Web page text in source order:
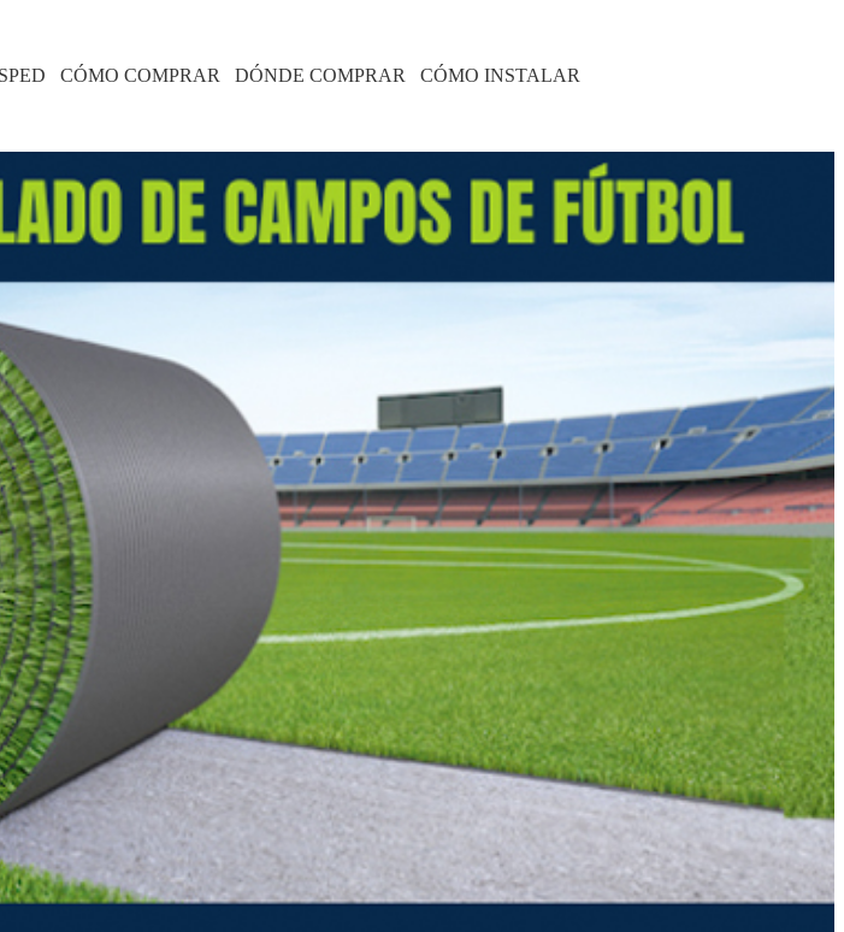
CÓMO COMPRAR DÓNDE COMPRAR CÓMO INSTALAR